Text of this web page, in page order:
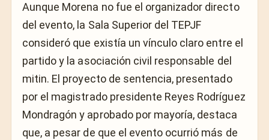
Aunque Morena no fue el organizador directo
del evento, la Sala Superior del TEPJF
consideró que existía un vínculo claro entre el
partido y la asociación civil responsable del
mitin. El proyecto de sentencia, presentado
por el magistrado presidente Reyes Rodríguez
Mondragón y aprobado por mayoría, destaca
que, a pesar de que el evento ocurrió más de